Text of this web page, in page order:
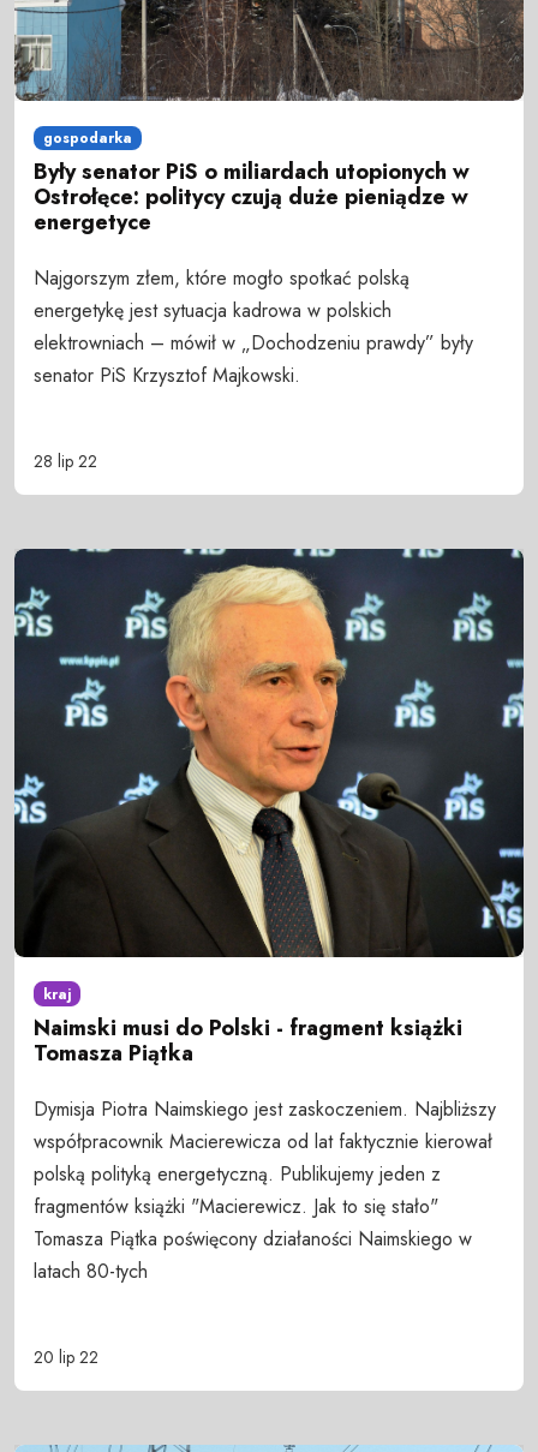
gospodarka
Były senator PiS o miliardach utopionych w
Ostrołęce: politycy czują duże pieniądze w
energetyce
Najgorszym złem, które mogło spotkać polską
energetykę jest sytuacja kadrowa w polskich
elektrowniach – mówił w „Dochodzeniu prawdy” były
senator PiS Krzysztof Majkowski.
28 lip 22
kraj
Naimski musi do Polski - fragment książki
Tomasza Piątka
Dymisja Piotra Naimskiego jest zaskoczeniem. Najbliższy
współpracownik Macierewicza od lat faktycznie kierował
polską polityką energetyczną. Publikujemy jeden z
fragmentów książki "Macierewicz. Jak to się stało"
Tomasza Piątka poświęcony działaności Naimskiego w
latach 80-tych
20 lip 22